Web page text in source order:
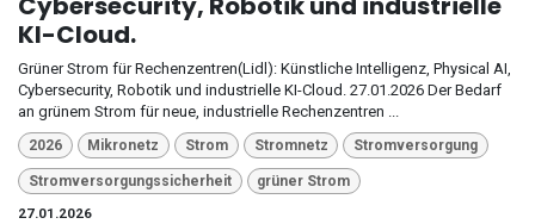
KI-Cloud.
Grüner Strom für Rechenzentren(Lidl): Künstliche Intelligenz, Physical AI,
Cybersecurity, Robotik und industrielle KI-Cloud. 27.01.2026 Der Bedarf
an grünem Strom für neue, industrielle Rechenzentren ...
2026 Mikronetz Strom Stromnetz Stromversorgung
Stromversorgungssicherheit
grüner Strom
27.01.2026